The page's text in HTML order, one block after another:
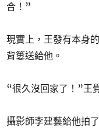
合！”
現實上，王發有本身
背簍送給他。
“很久沒回家了！”王
攝影師李建藝給他拍